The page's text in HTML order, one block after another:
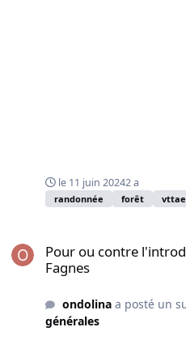
le 11 juin 20242 a
randonnée forêt vttae
Pour ou contre
Fagnes
ondolinaa posté un
générales